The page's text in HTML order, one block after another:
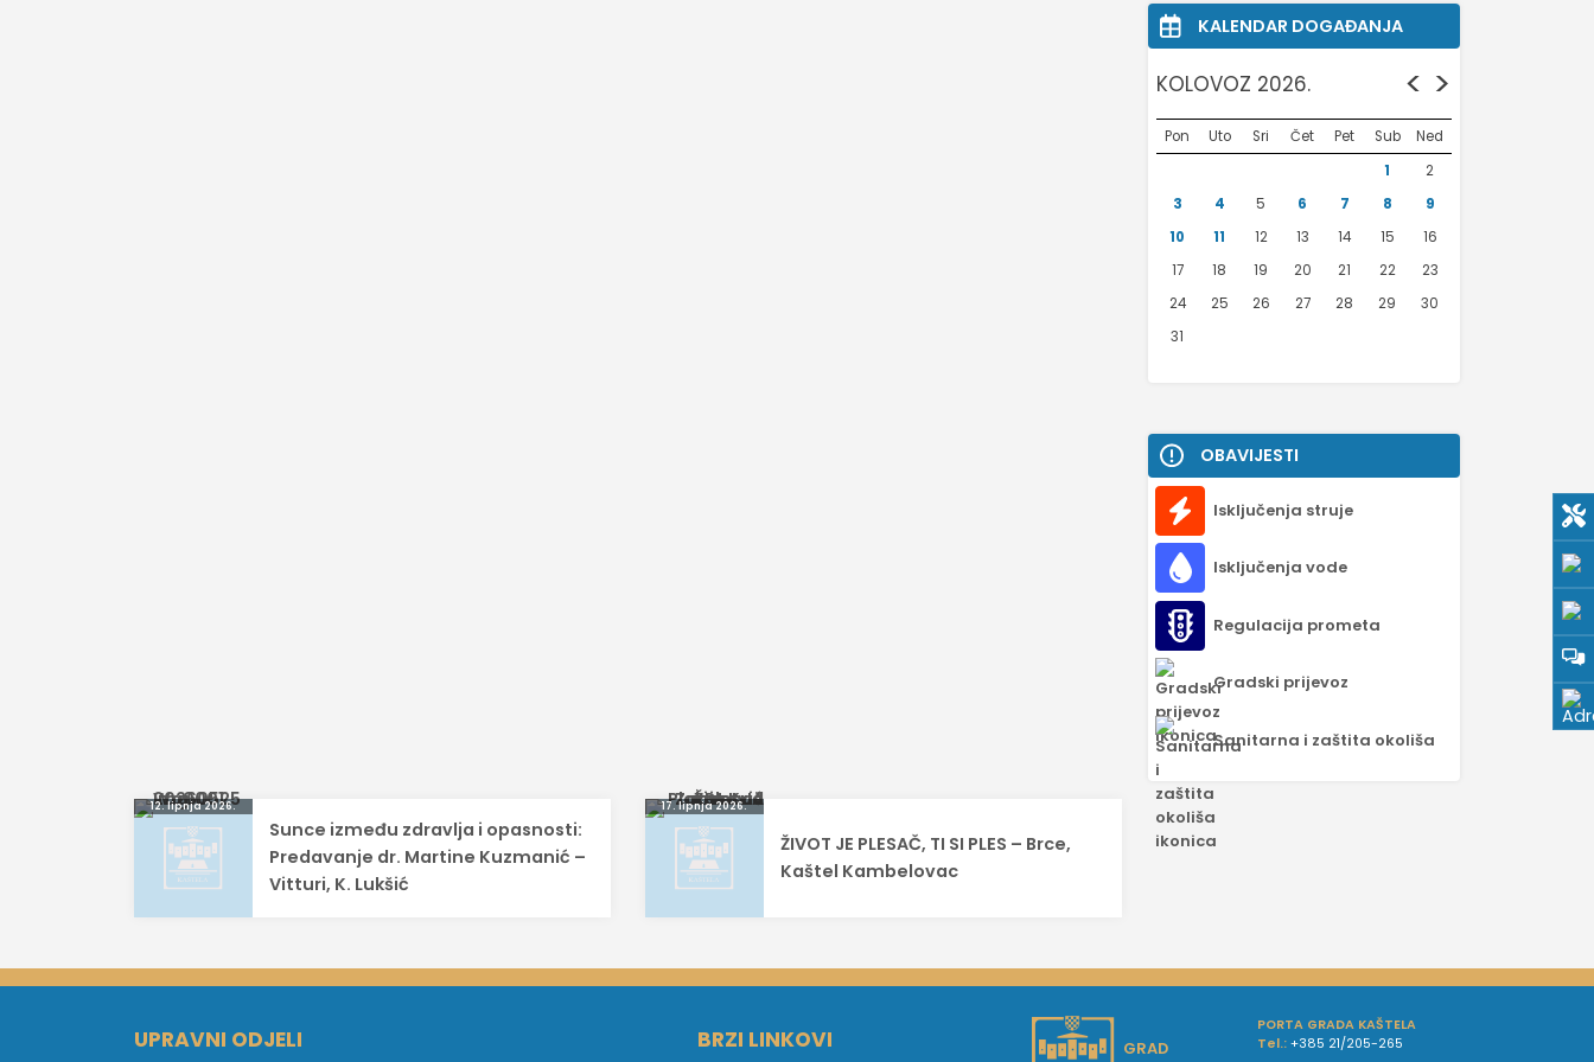
KALENDAR DOGAĐANJA
KOLOVOZ 2026. < >
Pon Uto Sri Čet Pet Sub
Ned
1
2
3
4 5 6 7 8
9
10
11 12 13 14 15
16
17
18 19 20 21 22
23
24
25 26 27 28 29
30
31
OBAVIJESTI
Isključenja struje
Isključenja vode
Regulacija prometa
Gradski prijevoz
Sanitarna i zaštita okoliša
Navigacija
objava
12. lipnja 2026.
Sunce između zdravlja i opasnosti:
Predavanje dr. Martine Kuzmanić –
Vitturi, K. Lukšić
17. lipnja 2026.
ŽIVOT JE PLESAČ, TI SI PLES – Brce,
Kaštel Kambelovac
UPRAVNI ODJELI BRZI LINKOVI
GRAD
PORTA GRADA KAŠTELA
Tel.: +385 21/205-265